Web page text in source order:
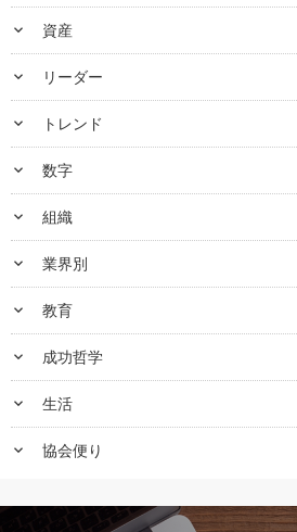
keyboard_arrow_down 資産
keyboard_arrow_down リーダー
keyboard_arrow_down トレンド
keyboard_arrow_down 数字
keyboard_arrow_down 組織
keyboard_arrow_down 業界別
keyboard_arrow_down 教育
keyboard_arrow_down 成功哲学
keyboard_arrow_down 生活
keyboard_arrow_down 協会便り